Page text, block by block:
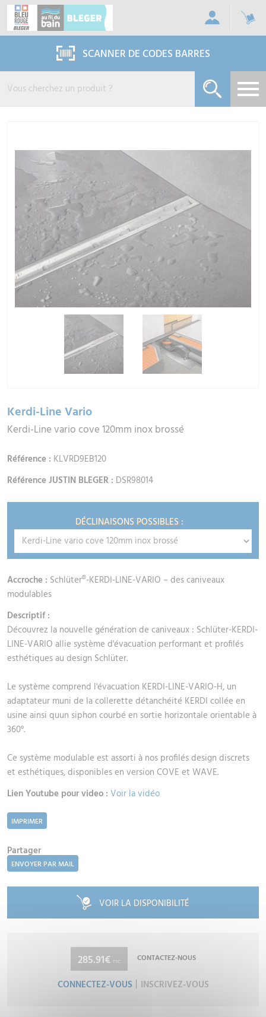
SCANNER DE CODES BARRES
Kerdi-Line Vario
Kerdi-Line vario cove 120mm inox brossé
Référence : KLVRD9EB120
Référence JUSTIN BLEGER : DSR98014
DÉCLINAISONS POSSIBLES :
Accroche : Schlüter®-KERDI-LINE-VARIO – des caniveaux
modulables
Descriptif :
Découvrez la nouvelle génération de caniveaux : Schlüter-KERDI-
LINE-VARIO allie système d'évacuation performant et profilés
esthétiques au design Schlüter.
Le système comprend l'évacuation KERDI-LINE-VARIO-H, un
adaptateur muni de la collerette détanchéité KERDI collée en
usine ainsi quun siphon courbé en sortie horizontale orientable à
360°.
Ce système modulable est assorti à nos profilés design discrets
et esthétiques, disponibles en version COVE et WAVE.
Lien Youtube pour video : Voir la vidéo
IMPRIMER
Partager
ENVOYER PAR MAIL
VOIR LA DISPONIBILITÉ
285.91€ TTC CONTACTEZ-NOUS
CONNECTEZ-VOUS INSCRIVEZ-VOUS
Panneau de gestion des cookies